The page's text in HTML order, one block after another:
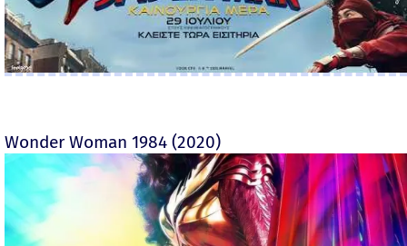
Wonder Woman 1984 (2020)